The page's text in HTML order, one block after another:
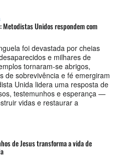
Metodistas Unidos respondem com
foi devastada por cheias
e milhares de
tornaram-se abrigos,
de sobrevivência e fé emergiram
Unida lidera uma resposta de
testemunhos e esperança —
vidas e restaurar a
de Jesus transforma a vida de